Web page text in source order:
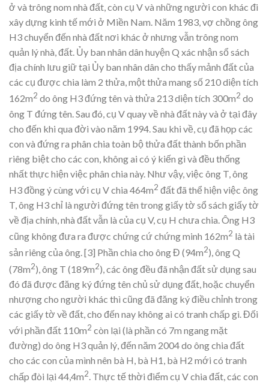
ở và trông nom nhà đất, còn cụ V và những người con khác đi
xây dựng kinh tế mới ở Miền Nam. Năm 1983, vợ chồng ông
H3 chuyển đến nhà đất nơi khác ở nhưng vẫn trông nom
quản lý nhà, đất. Ủy ban nhân dân huyện Q xác nhận sổ sách
địa chính lưu giữ tại Ủy ban nhân dân cho thấy mảnh đất của
các cụ được chia làm 2 thửa, một thửa mang số 210 diện tích
162m2 do ông H3 đứng tên và thửa 213 diện tích 300m2 do
ông T đứng tên. Sau đó, cụ V quay về nhà đất này và ở tại đây
cho đến khi qua đời vào năm 1994. Sau khi về, cụ đã họp các
con và đứng ra phân chia toàn bộ thửa đất thành bốn phần
riêng biệt cho các con, không ai có ý kiến gì và đều thống
nhất thực hiện việc phân chia này. Như vậy, việc ông T, ông
H3 đồng ý cùng với cụ V chia 464m2 đất đã thể hiện việc ông
T, ông H3 chỉ là người đứng tên trong giấy tờ sổ sách giấy tờ
về địa chính, nhà đất vẫn là của cụ V, cụ H chưa chia. Ông H3
cũng không đưa ra được chứng cứ chứng minh 162m2 là tài
sản riêng của ông.[3] Phần chia cho ông Đ (94m2), ông Q
(78m2), ông T (189m2), các ông đều đã nhận đất sử dụng sau
đó đã được đăng ký đứng tên chủ sử dụng đất, hoặc chuyển
nhượng cho người khác thì cũng đã đăng ký điều chỉnh trong
các giấy tờ về đất, cho đến nay không ai có tranh chấp gì. Đối
với phần đất 110m2 còn lại (là phần có 7m ngang mặt
đường) do ông H3 quản lý, đến năm 2004 do ông chia đất
cho các con của mình nên bà H, bà H1, bà H2 mới có tranh
chấp đòi lại 44,4m2. Thực tế thời điểm cụ V chia đất, các con